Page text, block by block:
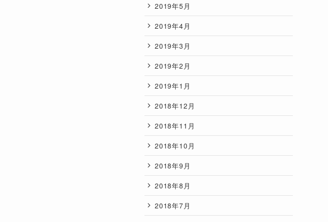
2019年5月
2019年4月
2019年3月
2019年2月
2019年1月
2018年12月
2018年11月
2018年10月
2018年9月
2018年8月
2018年7月